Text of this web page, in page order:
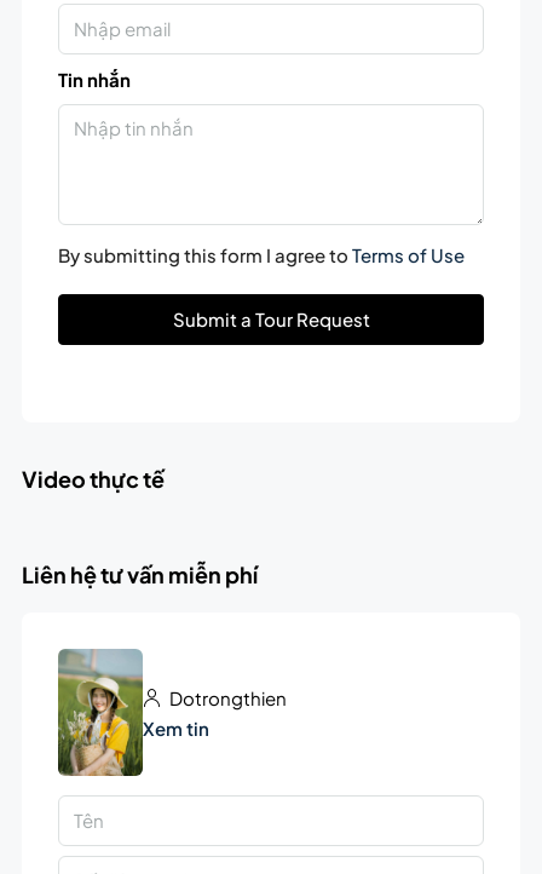
Tin nhắn
By submitting this form I agree to Terms of Use
Submit a Tour Request
Video thực tế
Liên hệ tư vấn miễn phí
Dotrongthien
Xem tin